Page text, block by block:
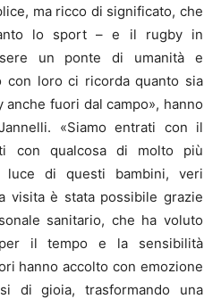
ma ricco di significato, che
lo sport – e il rugby in
un ponte di umanità e
con loro ci ricorda quanto sia
fuori dal campo», hanno
«Siamo entrati con il
con qualcosa di molto più
di questi bambini, veri
visita è stata possibile grazie
sanitario, che ha voluto
il tempo e la sensibilità
hanno accolto con emozione
di gioia, trasformando una